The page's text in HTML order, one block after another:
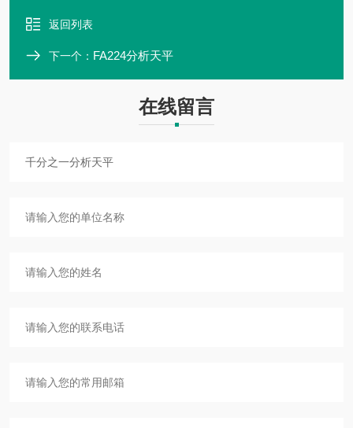
返回列表
下一个： FA224分析天平
在线留言